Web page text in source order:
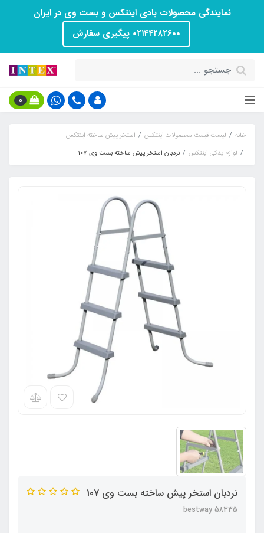
نمایندگی محصولات بادی اینتکس و بست وی در ایران
۰۲۱۴۴۲۸۲۶۰۰ پیگیری سفارش
0
خانه لیست قیمت محصولات اینتکس
استخر پیش ساخته اینتکس
لوازم یدکی اینتکس
نردبان استخر پیش ساخته بست وی 107
نردبان استخر پیش ساخته بست وی 107
bestway 58335